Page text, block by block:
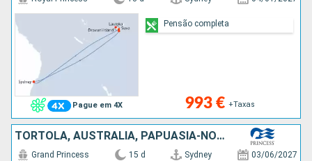
Pague em 4X 993 € +Taxas
Pensão completa
TORTOLA, AUSTRALIA, PAPUASIA-NOVA GUINÃ
Grand Princess 15 d Sydney 03/06/2027